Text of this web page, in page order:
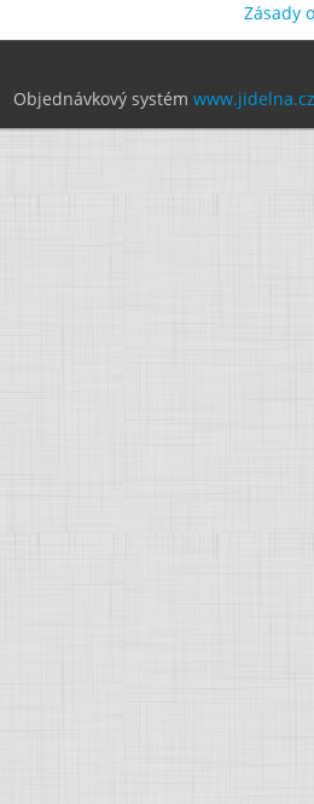
Zásady
Objednávkový systém www.jidelna.cz